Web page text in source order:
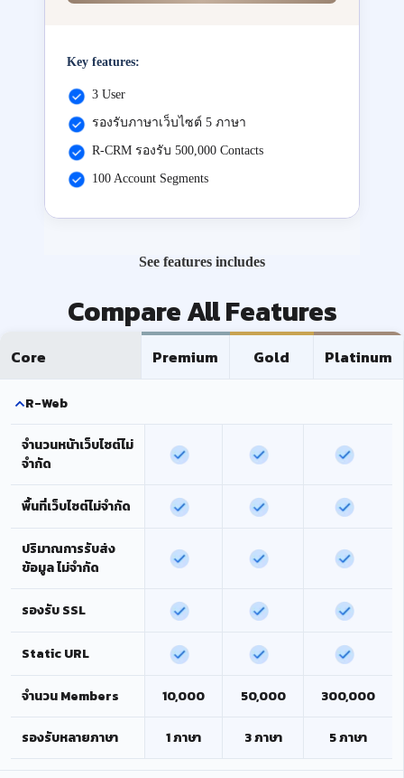
Key features:
3 User
รองรับภาษาเว็บไซต์ 5 ภาษา
R-CRM รองรับ 500,000 Contacts
100 Account Segments
See features includes
Compare All Features
Core Premium Gold Platinum
R-Web
จำนวนหน้าเว็บไซต์ไม่
จำกัด
พื้นที่เว็บไซต์ไม่จำกัด
ปริมาณการรับส่ง
ข้อมูล ไม่จำกัด
รองรับ SSL
Static URL
จำนวน Members 10,000 50,000 300,000
รองรับหลายภาษา 1 ภาษา 3 ภาษา 5 ภาษา